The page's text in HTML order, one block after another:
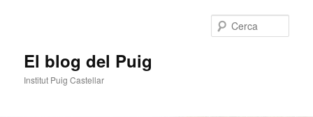
El blog del Puig
Institut Puig Castellar